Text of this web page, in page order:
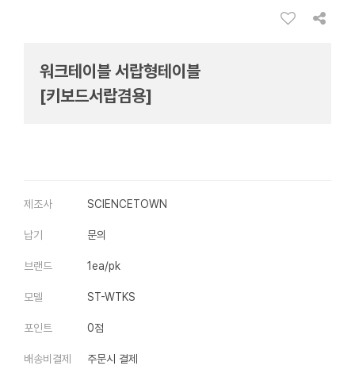
워크테이블 서랍형테이블
[키보드서랍겸용]
제조사 SCIENCETOWN
납기 문의
브랜드 1ea/pk
모델 ST-WTKS
포인트 0점
배송비결제 주문시 결제